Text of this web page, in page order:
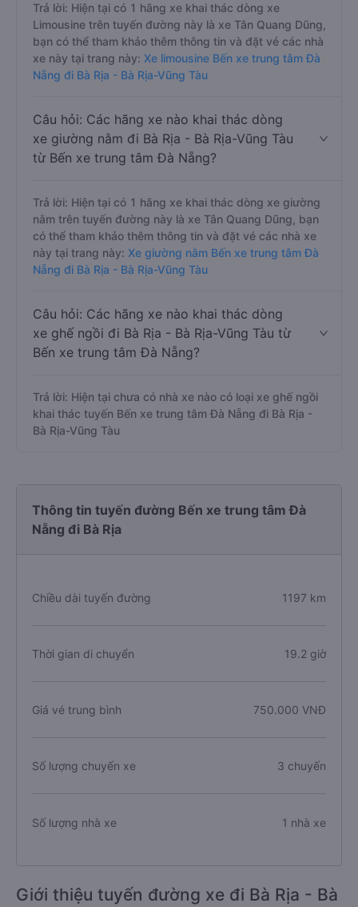
Trả lời: Hiện tại có 1 hãng xe khai thác dòng xe
Limousine trên tuyến đường này là xe Tân Quang Dũng,
bạn có thể tham khảo thêm thông tin và đặt vé các nhà
xe này tại trang này: Xe limousine Bến xe trung tâm Đà
Nẵng đi Bà Rịa - Bà Rịa-Vũng Tàu
Câu hỏi: Các hãng xe nào khai thác dòng
xe giường nằm đi Bà Rịa - Bà Rịa-Vũng Tàu
từ Bến xe trung tâm Đà Nẵng?
Trả lời: Hiện tại có 1 hãng xe khai thác dòng xe giường
nằm trên tuyến đường này là xe Tân Quang Dũng, bạn
có thể tham khảo thêm thông tin và đặt vé các nhà xe
này tại trang này: Xe giường nằm Bến xe trung tâm Đà
Nẵng đi Bà Rịa - Bà Rịa-Vũng Tàu
Câu hỏi: Các hãng xe nào khai thác dòng
xe ghế ngồi đi Bà Rịa - Bà Rịa-Vũng Tàu từ
Bến xe trung tâm Đà Nẵng?
Trả lời: Hiện tại chưa có nhà xe nào có loại xe ghế ngồi
khai thác tuyến Bến xe trung tâm Đà Nẵng đi Bà Rịa -
Bà Rịa-Vũng Tàu
Thông tin tuyến đường Bến xe trung tâm Đà
Nẵng đi Bà Rịa
Chiều dài tuyến đường 1197 km
Thời gian di chuyển 19.2 giờ
Giá vé trung bình 750.000 VNĐ
Số lượng chuyến xe 3 chuyến
Số lượng nhà xe 1 nhà xe
Giới thiệu tuyến đường xe đi Bà Rịa - Bà